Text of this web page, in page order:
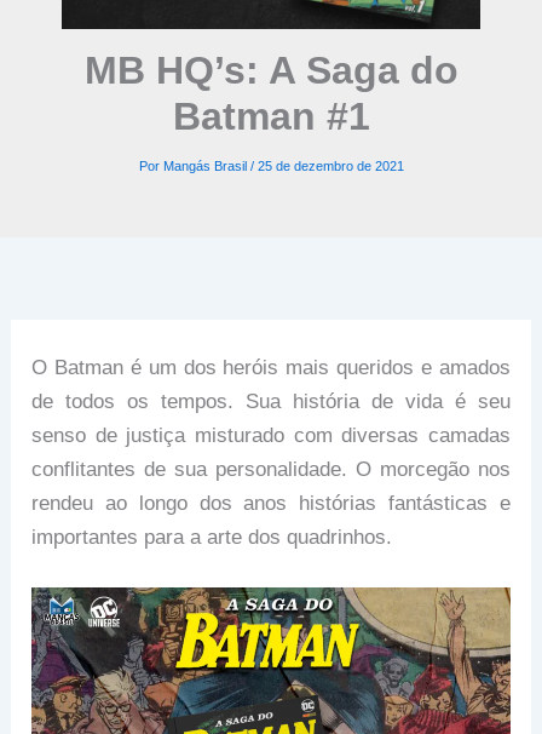
MB HQ’s: A Saga do
Batman #1
Por Mangás Brasil / 25 de dezembro de 2021
O Batman é um dos heróis mais queridos e amados
de todos os tempos. Sua história de vida é seu
senso de justiça misturado com diversas camadas
conflitantes de sua personalidade. O morcegão nos
rendeu ao longo dos anos histórias fantásticas e
importantes para a arte dos quadrinhos.